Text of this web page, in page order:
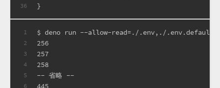
36
}
1
2
3
4
5
6
$ deno run --allow-read=./.env,./
256
257
258
-- 省略 --
445